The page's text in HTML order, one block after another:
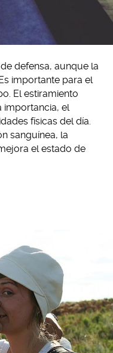
defensa, aunque la
importante para el
El estiramiento
importancia, el
físicas del día.
sanguínea, la
el estado de